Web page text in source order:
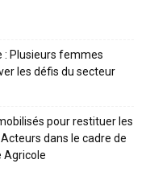
: Plusieurs femmes
les défis du secteur
pour restituer les
dans le cadre de
Agricole